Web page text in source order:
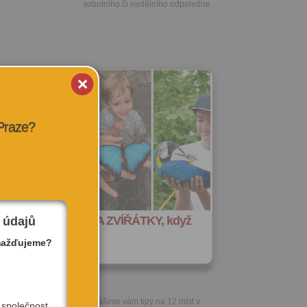
sobotního či nedělního odpoledne.
kam v Praze ZA ZVÍŘÁTKY, když
do zoo
Přinášíme vám tipy na 12 míst v